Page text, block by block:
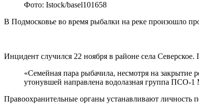
Фото: Istock/basel101658
В Подмосковье во время рыбалки на реке произошло
Инцидент случился 22 ноября в районе села
«Семейная пара рыбачила, несмотря на
утонувшей направлена водолазная группа ПСО-
Правоохранительные органы устанавливают